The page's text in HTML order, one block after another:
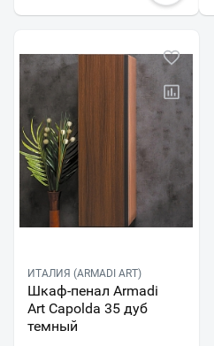
ИТАЛИЯ (ARMADI ART)
Шкаф-пенал Armadi
Art Capolda 35 дуб
темный